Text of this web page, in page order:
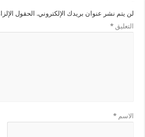
لن يتم نشر عنوان بريدك الإلكتروني. الحقول
التعليق*
الاسم*